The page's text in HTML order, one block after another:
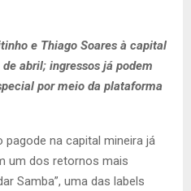
e Thiago Soares à capital
abril; ingressos já podem
por meio da plataforma
na capital mineira já
um dos retornos mais
Samba”, uma das labels